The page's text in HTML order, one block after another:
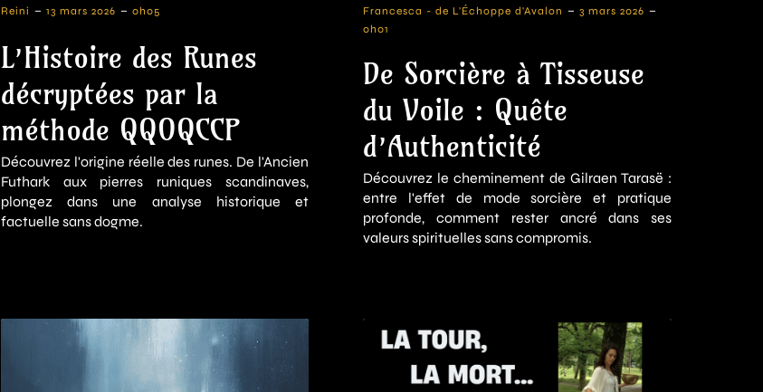
Reini - 13 mars 2026 - 0h05
L’Histoire des Runes
décryptées par la
méthode QQOQCCP
Découvrez l'origine réelle des runes. De l'Ancien
Futhark aux pierres runiques scandinaves,
plongez dans une analyse historique et
factuelle sans dogme.
Francesca - de L'Échoppe d'Avalon - 3 mars 2026 -
0h01
De Sorcière à Tisseuse
du Voile : Quête
d’Authenticité
Découvrez le cheminement de Gilraen Tarasë :
entre l'effet de mode sorcière et pratique
profonde, comment rester ancré dans ses
valeurs spirituelles sans compromis.